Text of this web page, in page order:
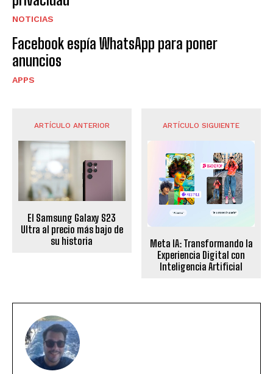
NOTICIAS
Facebook espía WhatsApp para poner
anuncios
APPS
ARTÍCULO ANTERIOR
El Samsung Galaxy S23
Ultra al precio más bajo de
su historia
ARTÍCULO SIGUIENTE
Meta IA: Transformando la
Experiencia Digital con
Inteligencia Artificial